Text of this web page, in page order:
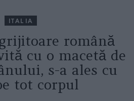
ITALIA
română
cu o macetă de
s-a ales cu
tot corpul